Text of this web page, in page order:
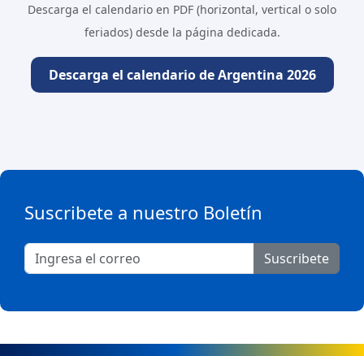
Descarga el calendario en PDF (horizontal, vertical o solo
feriados) desde la página dedicada.
Descarga el calendario de Argentina 2026
Suscribete a nuestro Boletín
Suscribete